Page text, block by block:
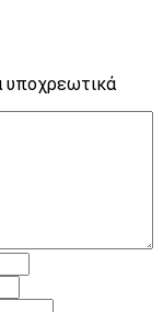
υποχρεωτικά